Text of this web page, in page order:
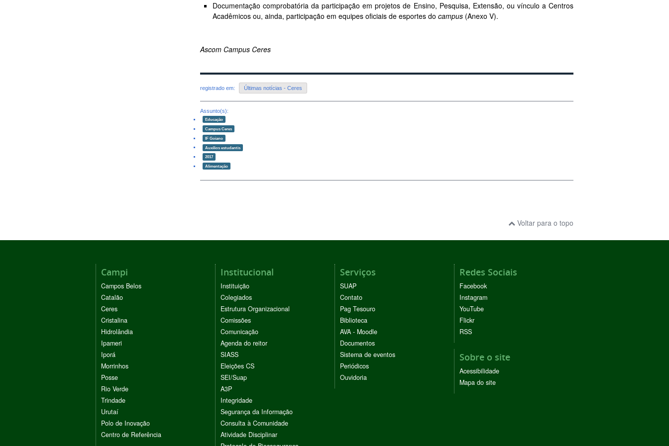
Documentação comprobatória da participação em projetos de Ensino, Pesquisa, Extensão, ou vínculo a Centros
Acadêmicos ou, ainda, participação em equipes oficiais de esportes do campus (Anexo V).
Ascom Campus Ceres
registrado em: Últimas notícias - Ceres
Assunto(s):
Educação
Campus Ceres
IF Goiano
Auxílios estudantis
2017
Alimentação
Voltar para o topo
Campi
Campos Belos
Catalão
Ceres
Cristalina
Hidrolândia
Ipameri
Iporá
Morrinhos
Posse
Rio Verde
Trindade
Urutaí
Polo de Inovação
Centro de Referência
Institucional
Instituição
Colegiados
Estrutura Organizacional
Comissões
Comunicação
Agenda do reitor
SIASS
Eleições CS
SEI/Suap
A3P
Integridade
Segurança da Informação
Consulta à Comunidade
Atividade Disciplinar
Serviços
SUAP
Contato
Pag Tesouro
Biblioteca
AVA - Moodle
Documentos
Sistema de eventos
Periódicos
Ouvidoria
Redes Sociais
Facebook
Instagram
YouTube
Flickr
RSS
Sobre o site
Acessibilidade
Mapa do site